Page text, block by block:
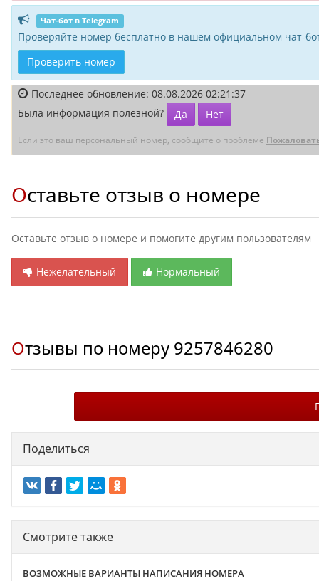
Чат-бот в Telegram
Проверяйте номер бесплатно в нашем официальном чат-
Проверить номер
Последнее обновление: 08.08.2026 02:21:37
Была информация полезной?
Да Нет
Если это ваш персональный номер, сообщите о проблеме
Оставьте отзыв о номере
Оставьте отзыв о номере и помогите другим пользователям
Нежелательный Нормальный
Отзывы по номеру 9257846280
Поделиться
Смотрите также
ВОЗМОЖНЫЕ ВАРИАНТЫ НАПИСАНИЯ НОМЕРА